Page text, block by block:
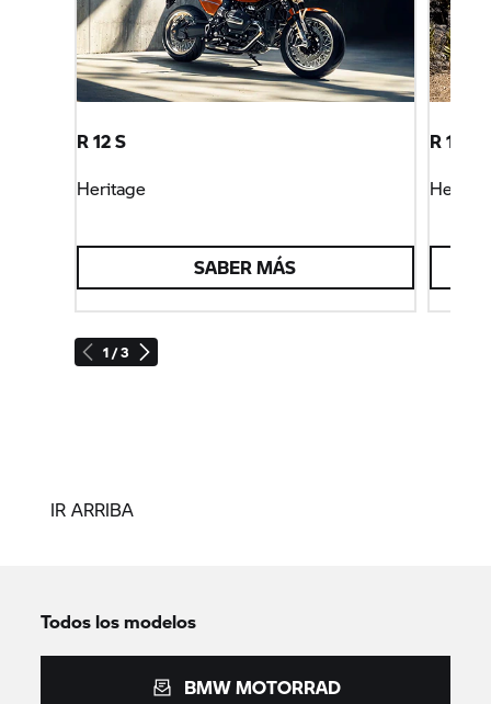
1 / 3
R 12 S
Heritage
SABER MÁS
R 12
IR ARRIBA
Todos los modelos
BMW MOTORRAD